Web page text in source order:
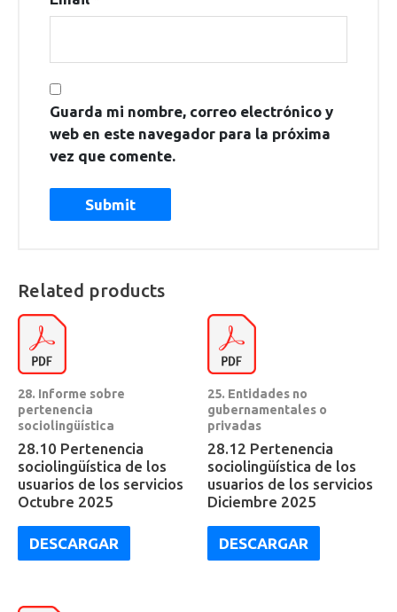
Guarda mi nombre, correo electrónico y
web en este navegador para la próxima
vez que comente.
Related products
28. Informe sobre
pertenencia
sociolingüística
28.10 Pertenencia
sociolingüística de los
usuarios de los servicios
Octubre 2025
DESCARGAR
25. Entidades no
gubernamentales o
privadas
28.12 Pertenencia
sociolingüística de los
usuarios de los servicios
Diciembre 2025
DESCARGAR